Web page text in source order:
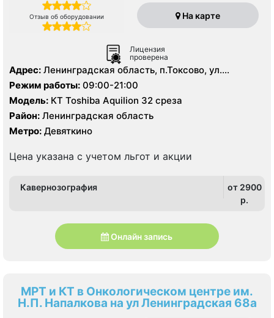
Отзыв об оборудовании На карте
Лицензия
проверена
Адрес: Ленинградская область, п.Токсово, ул.
Буланова, д. 18
Режим работы: 09:00-21:00
Модель: КТ Toshiba Aquilion 32 среза
Район: Ленинградская область
Метро: Девяткино
Цена указана с учетом льгот и акции
Кавернозография
от 2900
p.
Онлайн запись
МРТ и КТ в Онкологическом центре им.
Н.П. Напалкова на ул Ленинградская 68а